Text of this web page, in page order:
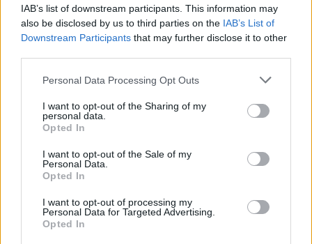
IAB’s list of downstream participants. This information may
also be disclosed by us to third parties on the IAB’s List of
Downstream Participants that may further disclose it to other
Please note that this website/app uses one or more Google
not limited to your visit or usage behaviour. You may click to
grant or deny consent to Google and its third-party tags to
use your data for below specified purposes in below Google
consent section.
Personal Data Processing Opt Outs
I want to opt-out of the Sharing of my
personal data.
Opted In
I want to opt-out of the Sale of my
Personal Data.
Opted In
I want to opt-out of processing my
Personal Data for Targeted Advertising.
Opted In
Continua a leggere
CALCIO